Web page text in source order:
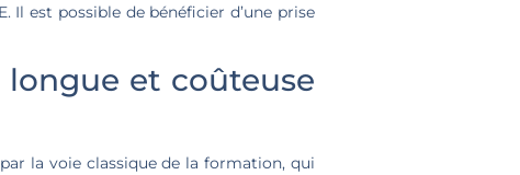
Il est possible de bénéficier d’une prise
longue et coûteuse
la voie classique de la formation, qui